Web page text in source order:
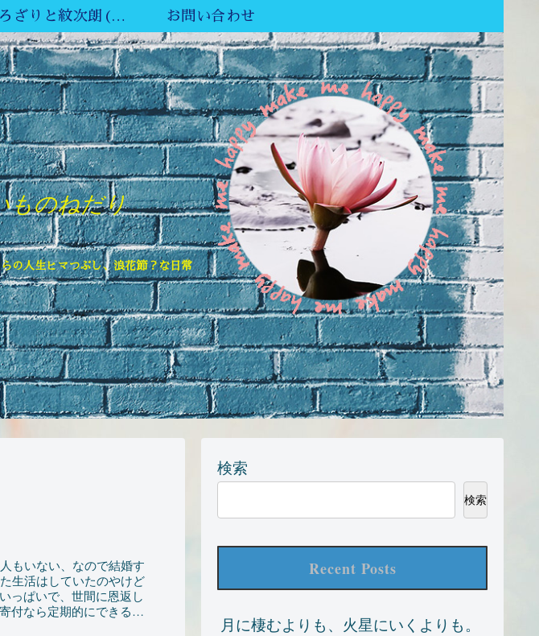
ものねだり
の人生ヒマつぶし、浪花節？な日常
ろざりと紋次朗(ねこ)YouTube お問い合わせ
もいない、なので結婚す
生活はしていたのやけど
っぱいで、世間に恩返し
付なら定期的にできる
検索
検索
Recent Posts
月に棲むよりも、火星にいくよりも。